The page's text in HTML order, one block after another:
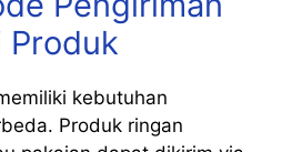
Produk
kebutuhan
Produk ringan